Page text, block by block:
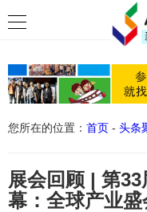
您所在的位置： 首页 - 头条
展会回顾 | 第
幕：全球产业